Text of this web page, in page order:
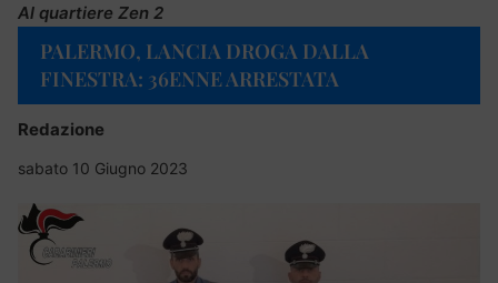
Al quartiere Zen 2
PALERMO, LANCIA DROGA DALLA
FINESTRA: 36ENNE ARRESTATA
Redazione
sabato 10 Giugno 2023